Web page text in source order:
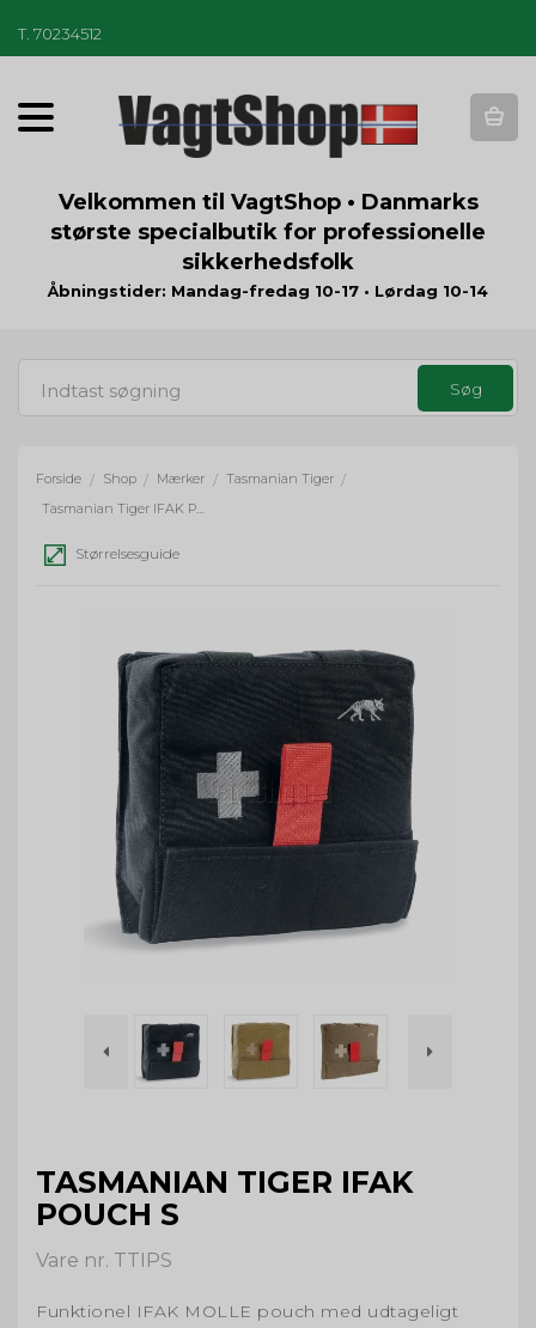
T 70234512
T
o
g
a
t
n
Velkommen til VagtShop • Danmarks
største specialbutik for professionelle
sikkerhedsfolk
Åbningstider: Mandag-fredag 10-17 • Lørdag 10-14
Forside / Shop / Mærker / Tasmanian Tiger /
Tasmanian Tiger IFAK Pouch S
Størrelsesguide
TASMANIAN TIGER IFAK
POUCH S
Vare nr. TTIPS
Funktionel IFAK MOLLE pouch med udtageligt